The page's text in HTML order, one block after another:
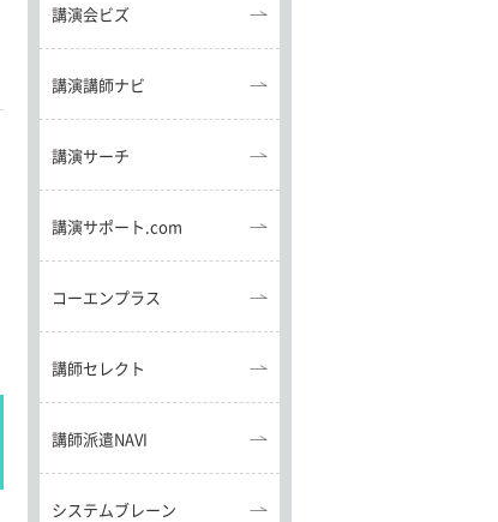
講演会ビズ
講演講師ナビ
講演サーチ
講演サポート.com
コーエンプラス
講師セレクト
講師派遣NAVI
システムブレーン